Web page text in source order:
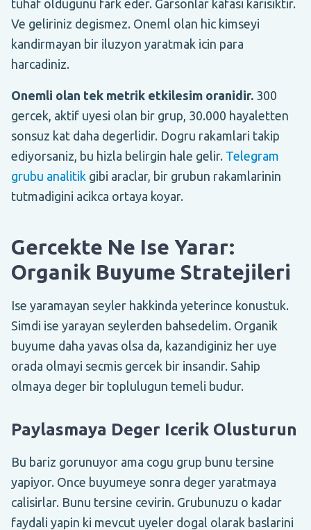
tuhaf oldugunu fark eder. Garsonlar kafasi karisiktir.
Ve geliriniz degismez. Oneml olan hic kimseyi
kandirmayan bir iluzyon yaratmak icin para
harcadiniz.
Onemli olan tek metrik etkilesim oranidir. 300
gercek, aktif uyesi olan bir grup, 30.000 hayaletten
sonsuz kat daha degerlidir. Dogru rakamlari takip
ediyorsaniz, bu hizla belirgin hale gelir. Telegram
grubu analitik gibi araclar, bir grubun rakamlarinin
tutmadigini acikca ortaya koyar.
Gercekte Ne Ise Yarar:
Organik Buyume Stratejileri
Ise yaramayan seyler hakkinda yeterince konustuk.
Simdi ise yarayan seylerden bahsedelim. Organik
buyume daha yavas olsa da, kazandiginiz her uye
orada olmayi secmis gercek bir insandir. Sahip
olmaya deger bir toplulugun temeli budur.
Paylasmaya Deger Icerik Olusturun
Bu bariz gorunuyor ama cogu grup bunu tersine
yapiyor. Once buyumeye sonra deger yaratmaya
calisirlar. Bunu tersine cevirin. Grubunuzu o kadar
faydali yapin ki mevcut uyeler dogal olarak baslarini